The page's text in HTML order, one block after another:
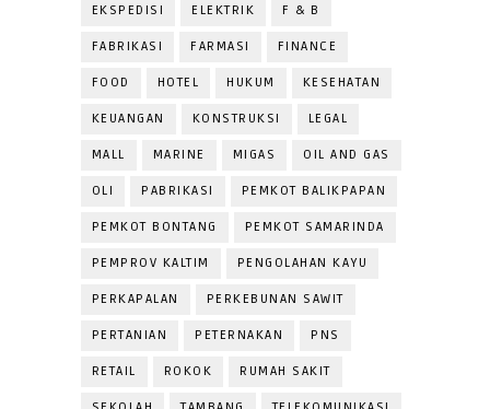
EKSPEDISI ELEKTRIK F & B
FABRIKASI FARMASI FINANCE
FOOD HOTEL HUKUM KESEHATAN
KEUANGAN KONSTRUKSI LEGAL
MALL MARINE MIGAS OIL AND GAS
OLI PABRIKASI PEMKOT BALIKPAPAN
PEMKOT BONTANG PEMKOT SAMARINDA
PEMPROV KALTIM PENGOLAHAN KAYU
PERKAPALAN PERKEBUNAN SAWIT
PERTANIAN PETERNAKAN PNS
RETAIL ROKOK RUMAH SAKIT